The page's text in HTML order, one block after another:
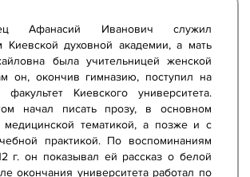
Афанасий Иванович служил
Киевской духовной академии, а мать
была учительницей женской
он, окончив гимназию, поступил на
факультет Киевского университета.
начал писать прозу, в основном
медицинской тематикой, а позже и с
практикой. По воспоминаниям
г. он показывал ей рассказ о белой
окончания университета работал по